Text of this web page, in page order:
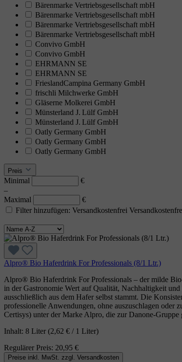
Bärenmarke Vertriebsgesellschaft mbH
Bärenmarke Vertriebsgesellschaft mbH
Bärenmarke Vertriebsgesellschaft mbH
Bärenmarke Vertriebsgesellschaft mbH
Convivo GmbH
Convivo GmbH
EHRMANN SE
EHRMANN SE
FrieslandCampina Germany GmbH
frischli Milchwerke GmbH
Gläserne Molkerei GmbH
Münsterland J. Lülf GmbH
Münsterland J. Lülf GmbH
Oatly Germany GmbH
Oatly Germany GmbH
Oatly Germany GmbH
Preis
Minimal
€
–
Maximal
€
Filter hinzufügen: Versandkostenfrei
Alpro® Bio Haferdrink For Professionals (8/1 Ltr.)
Alpro® Bio Haferdrink For Professionals – der milde
in der Gastronomie Wert auf Qualität, Nachhaltigkeit
ausschließlich aus dem Hafer selbst stammt. Die
professionelle Anwendungen, ohne auszuschlagen
Certisys) unter der Marke Alpro, die zur
Inhalt: 8 Liter (2,62 € / 1 Liter)
Regulärer Preis: 20,95 €
Preise inkl. MwSt. zzgl. Versandkosten